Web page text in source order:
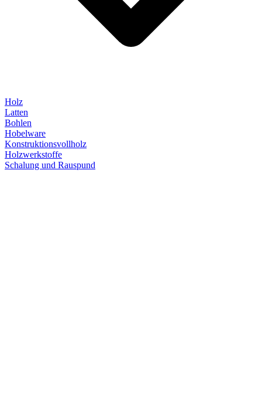
Holz
Latten
Bohlen
Hobelware
Konstruktionsvollholz
Holzwerkstoffe
Schalung und Rauspund